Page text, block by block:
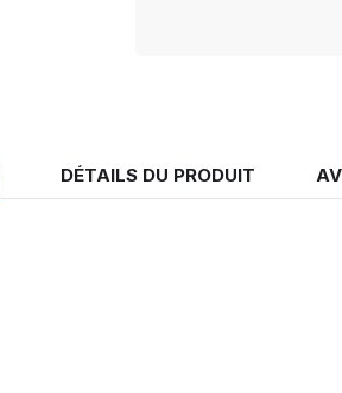
DÉTAILS DU PRODUIT